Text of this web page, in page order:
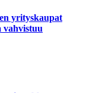
yrityskaupat
vahvistuu